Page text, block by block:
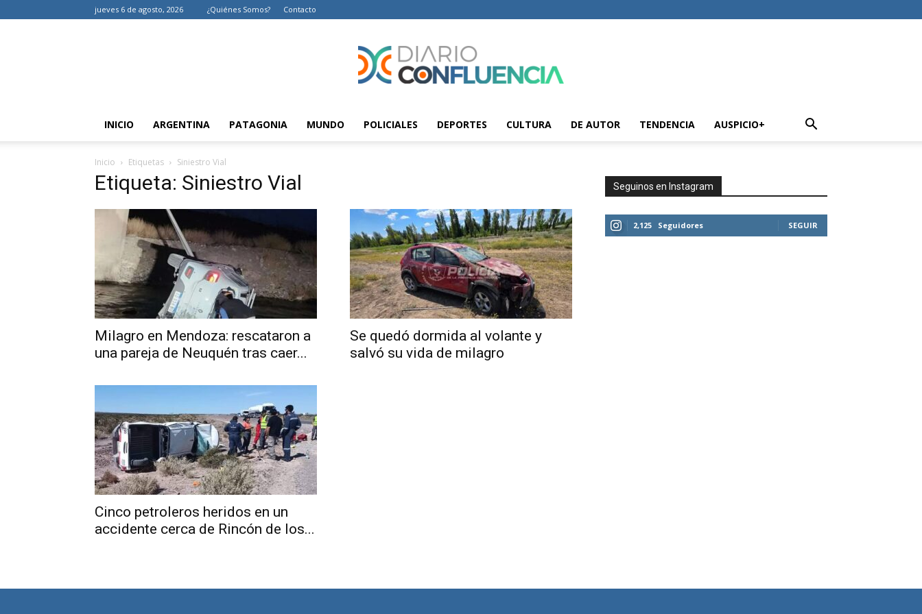
jueves 6 de agosto, 2026 ¿Quiénes Somos? Contacto
Diario
Confluencia
–
INICIO ARGENTINA PATAGONIA MUNDO POLICIALES DEPORTES CULTURA DE AUTOR TENDENCIA AUSPICIO+
Inicio Etiquetas Siniestro Vial
Etiqueta: Siniestro Vial
Milagro en Mendoza: rescataron a
una pareja de Neuquén tras caer...
Se quedó dormida al volante y
salvó su vida de milagro
Cinco petroleros heridos en un
accidente cerca de Rincón de los...
Seguinos en Instagram
2,125 Seguidores SEGUIR